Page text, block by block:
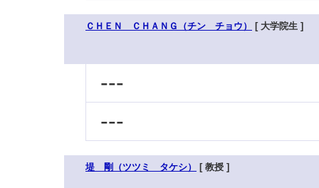
ＣＨＥＮ ＣＨＡＮＧ（チン チョウ） [ 大学院生 ]
---
---
堤 剛（ツツミ タケシ） [ 教授 ]